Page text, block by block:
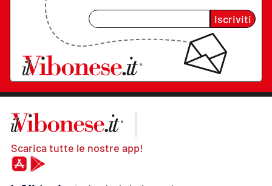
Iscriviti
Scarica tutte le nostre app!